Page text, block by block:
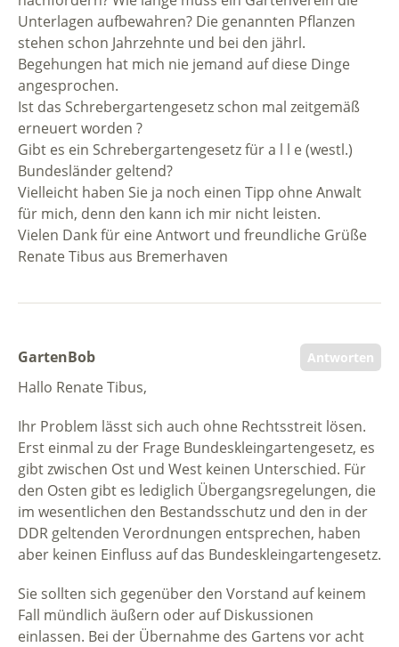
Unterlagen aufbewahren? Die genannten Pflanzen
stehen schon Jahrzehnte und bei den jährl.
Begehungen hat mich nie jemand auf diese Dinge
angesprochen.
Ist das Schrebergartengesetz schon mal zeitgemäß
erneuert worden ?
Gibt es ein Schrebergartengesetz für a l l e (westl.)
Bundesländer geltend?
Vielleicht haben Sie ja noch einen Tipp ohne Anwalt
für mich, denn den kann ich mir nicht leisten.
Vielen Dank für eine Antwort und freundliche Grüße
Renate Tibus aus Bremerhaven
Antworten
GartenBob
Hallo Renate Tibus,
Ihr Problem lässt sich auch ohne Rechtsstreit lösen.
Erst einmal zu der Frage Bundeskleingartengesetz, es
gibt zwischen Ost und West keinen Unterschied. Für
den Osten gibt es lediglich Übergangsregelungen, die
im wesentlichen den Bestandsschutz und den in der
DDR geltenden Verordnungen entsprechen, haben
aber keinen Einfluss auf das Bundeskleingartengesetz.
Sie sollten sich gegenüber den Vorstand auf keinem
Fall mündlich äußern oder auf Diskussionen
einlassen. Bei der Übernahme des Gartens vor acht